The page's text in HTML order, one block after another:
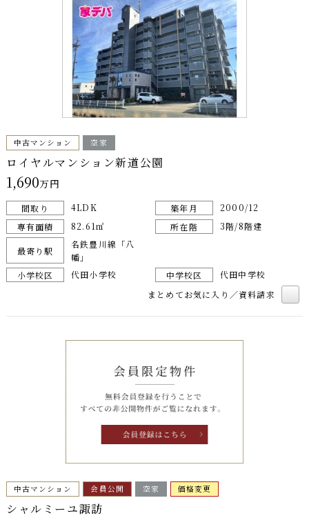
中古マンション 空家
ロイヤルマンション新道公園
1,690万円
間取り 4LDK 築年月
2000/12
専有面積
82.61㎡ 所在階 3階/8階建
最寄り駅
名鉄豊川線「八
幡」
小学校区
代田小学校 中学校区
代田中学校
まとめてお気に入り／資料請求
中古マンション 会員公開 空家 価格変更
シャルミーユ諏訪